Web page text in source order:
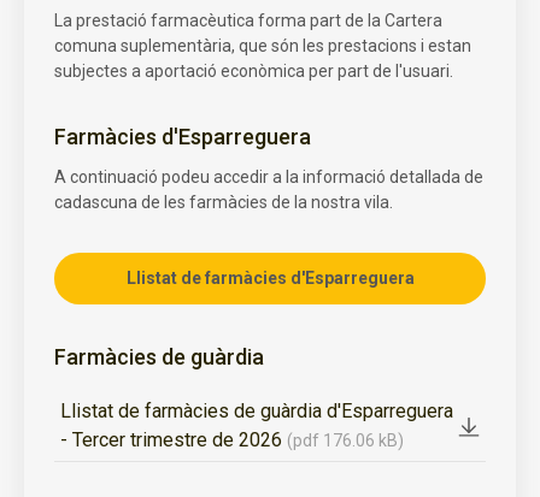
La prestació farmacèutica forma part de la Cartera
comuna suplementària, que són les prestacions i estan
subjectes a aportació econòmica per part de l'usuari.
Farmàcies d'Esparreguera
A continuació podeu accedir a la informació detallada de
cadascuna de les farmàcies de la nostra vila.
Llistat de farmàcies d'Esparreguera
Farmàcies de guàrdia
Llistat de farmàcies de guàrdia d'Esparreguera
- Tercer trimestre de 2026 (pdf 176.06 kB)